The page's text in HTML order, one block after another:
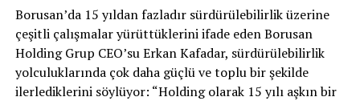
Borusan’da 15 yıldan fazladır sürdürülebilirlik üzerine
çeşitli çalışmalar yürüttüklerini ifade eden Borusan
Holding Grup CEO’suErkan Kafadar, sürdürülebilirlik
yolculuklarında çok daha güçlü ve toplu bir şekilde
ilerlediklerini söylüyor: “Holding olarak 15 yılı aşkın bir